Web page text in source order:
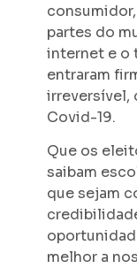
partes do
internet e o
entraram
irreversível,
Covid-19.
Que os
saibam
que sejam
melhor a